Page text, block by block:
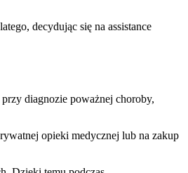
decydując się na assistance
diagnozie poważnej choroby,
opieki medycznej lub na zakup